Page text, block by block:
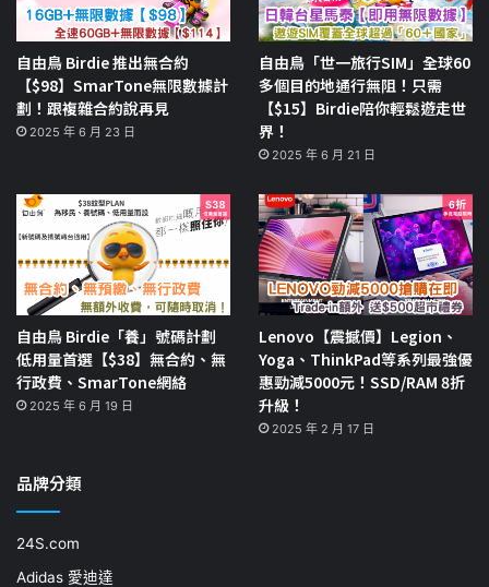
自由鳥 Birdie 推出無合約
【$98】SmarTone無限數據計
劃！跟複雜合約說再見
2025 年 6 月 23 日
自由鳥「世一旅行SIM」全球60
多個目的地通行無阻！只需
【$15】Birdie陪你輕鬆遊走世
界！
2025 年 6 月 21 日
自由鳥 Birdie「養」號碼計劃
低用量首選【$38】無合約、無
行政費、SmarTone網絡
2025 年 6 月 19 日
Lenovo【震撼價】Legion、
Yoga、ThinkPad等系列最強優
惠勁減5000元！SSD/RAM 8折
升級！
2025 年 2 月 17 日
品牌分類
24S.com
Adidas 愛迪達